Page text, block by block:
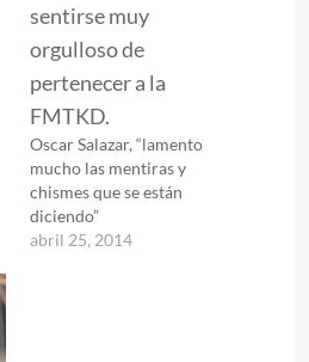
Oscar Salazar, “lamento
mucho las mentiras y
chismes que se están
diciendo”
abril 25, 2014